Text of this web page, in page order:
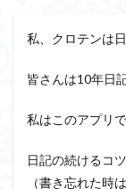
私、クロテンは
皆さんは10年日
私はこのアプリ
日記の続けるコ
（書き忘れた時